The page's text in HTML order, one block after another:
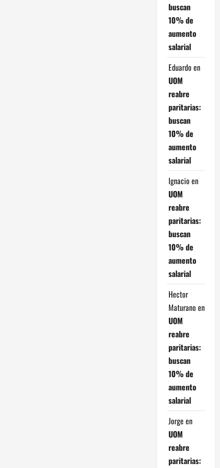
buscan
10% de
aumento
salarial
Eduardo en
UOM
reabre
paritarias:
buscan
10% de
aumento
salarial
Ignacio en
UOM
reabre
paritarias:
buscan
10% de
aumento
salarial
Hector
Maturano en
UOM
reabre
paritarias:
buscan
10% de
aumento
salarial
Jorge en
UOM
reabre
paritarias: